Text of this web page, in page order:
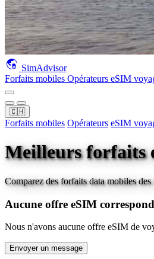
SimAdvisor
Forfaits mobiles Opérateurs eSIM
🇨🇭
Forfaits mobiles Opérateurs eSIM
Meilleurs forfaits
Comparez des forfaits data mobiles
Aucune offre eSIM
Nous n'avons aucune offre eSIM de
Envoyer un message